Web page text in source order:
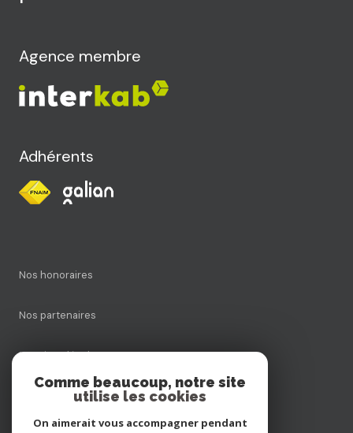
Agence membre
Adhérents
Nos honoraires
Nos partenaires
Mentions légales
Comme beaucoup, notre site
utilise les cookies
On aimerait vous accompagner pendant